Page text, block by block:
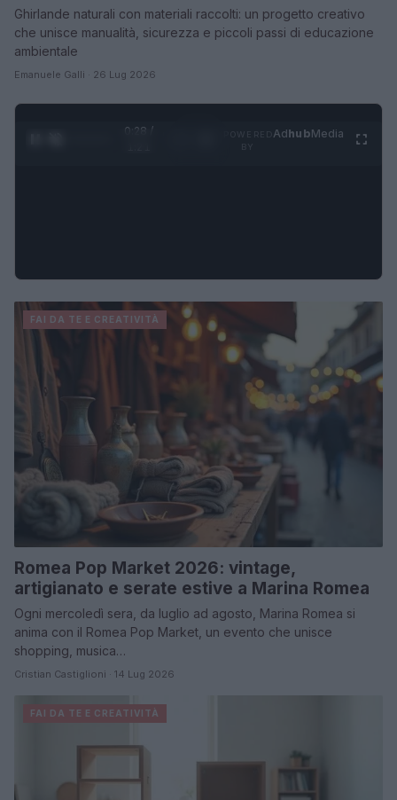
Ghirlande naturali con materiali raccolti: un progetto creativo
che unisce manualità, sicurezza e piccoli passi di educazione
ambientale
Emanuele Galli · 26 Lug 2026
0:31 /
AdhubMedia
FAI DA TE E CREATIVITÀ
Romea Pop Market 2026: vintage,
artigianato e serate estive a Marina Romea
Ogni mercoledì sera, da luglio ad agosto, Marina Romea si
anima con il Romea Pop Market, un evento che unisce
shopping, musica…
Cristian Castiglioni · 14 Lug 2026
FAI DA TE E CREATIVITÀ